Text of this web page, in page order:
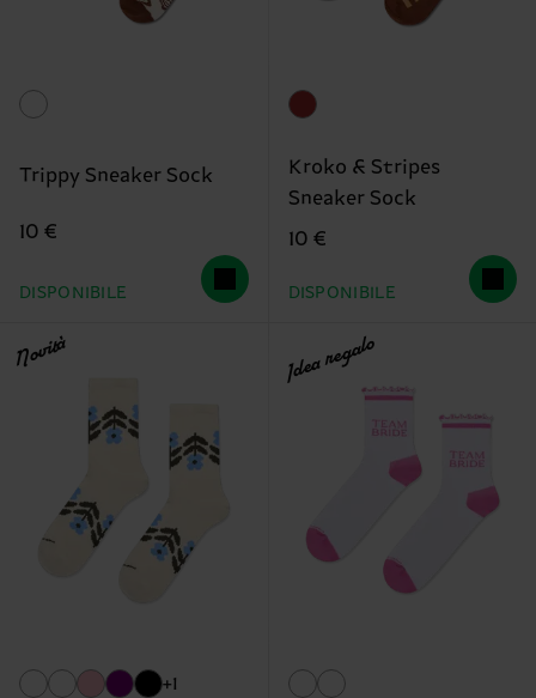
Trippy Sneaker Sock
10 €
DISPONIBILE
Kroko & Stripes
Sneaker Sock
10 €
DISPONIBILE
Novità
+1
Idea regalo